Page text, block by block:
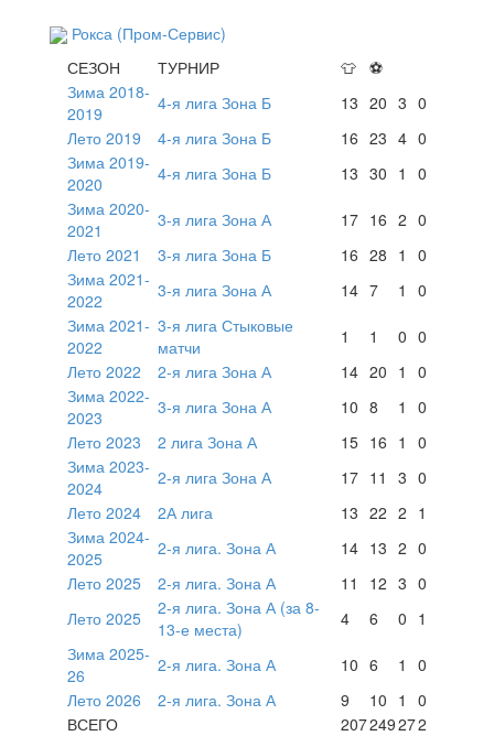
Рокса (Пром-Сервис)
СЕЗОН
ТУРНИР 👕 ⚽
Зима 2018-
2019
4-я лига Зона Б 13 20 3 0
Лето 2019
4-я лига Зона Б 16 23 4 0
Зима 2019-
2020
4-я лига Зона Б 13 30 1
0
Зима 2020-
2021
3-я лига Зона А 17 16 2 0
Лето 2021
3-я лига Зона Б 16 28 1
0
Зима 2021-
2022
3-я лига Зона А 14 7 1
0
Зима 2021-
2022
3-я лига Стыковые
матчи
1 1 0 0
Лето 2022
2-я лига Зона А 14 20 1
0
Зима 2022-
2023
3-я лига Зона А 10 8 1
0
Лето 2023
2 лига Зона А 15 16 1
0
Зима 2023-
2024
2-я лига Зона А 17 11 3 0
Лето 2024
2А лига 13 22 2 1
Зима 2024-
2025
2-я лига. Зона А 14 13 2 0
Лето 2025
2-я лига. Зона А 11 12 3 0
Лето 2025
2-я лига. Зона А (за 8-
13-е места)
4 6 0 1
Зима 2025-
26
2-я лига. Зона А 10 6 1
0
Лето 2026
2-я лига. Зона А 9 10 1
0
ВСЕГО
207249272